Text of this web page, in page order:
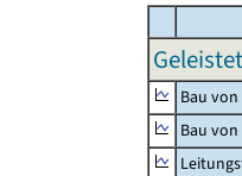
Bau
Bau